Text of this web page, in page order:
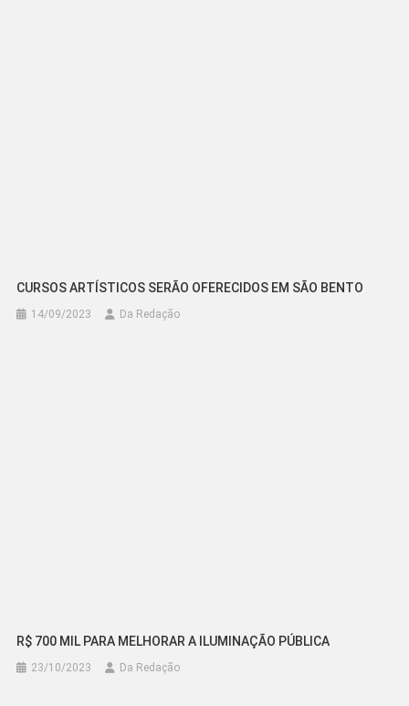
CURSOS ARTÍSTICOS SERÃO OFERECIDOS EM SÃO BENTO
14/09/2023 Da Redação
R$ 700 MIL PARA MELHORAR A ILUMINAÇÃO PÚBLICA
23/10/2023 Da Redação